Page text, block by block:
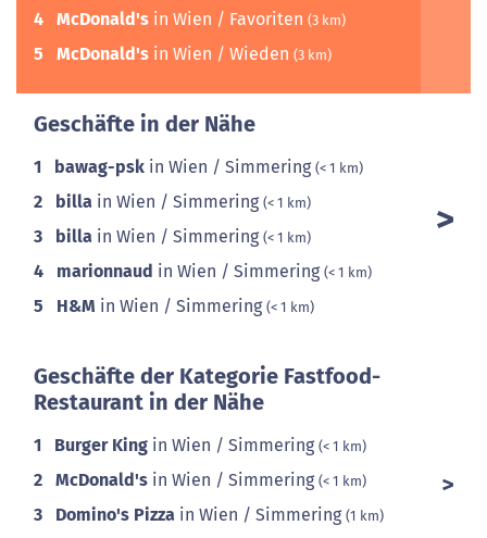
4 McDonald's in Wien / Favoriten (3 km)
5 McDonald's in Wien / Wieden (3 km)
Geschäfte in der Nähe
1 bawag-psk in Wien / Simmering (< 1 km)
2 billa in Wien / Simmering (< 1 km)
3 billa in Wien / Simmering (< 1 km)
4 marionnaud in Wien / Simmering (< 1 km)
5 H&M in Wien / Simmering (< 1 km)
Geschäfte der Kategorie Fastfood-
Restaurant in der Nähe
1 Burger King in Wien / Simmering (< 1 km)
2 McDonald's in Wien / Simmering (< 1 km)
3 Domino's Pizza in Wien / Simmering (1 km)